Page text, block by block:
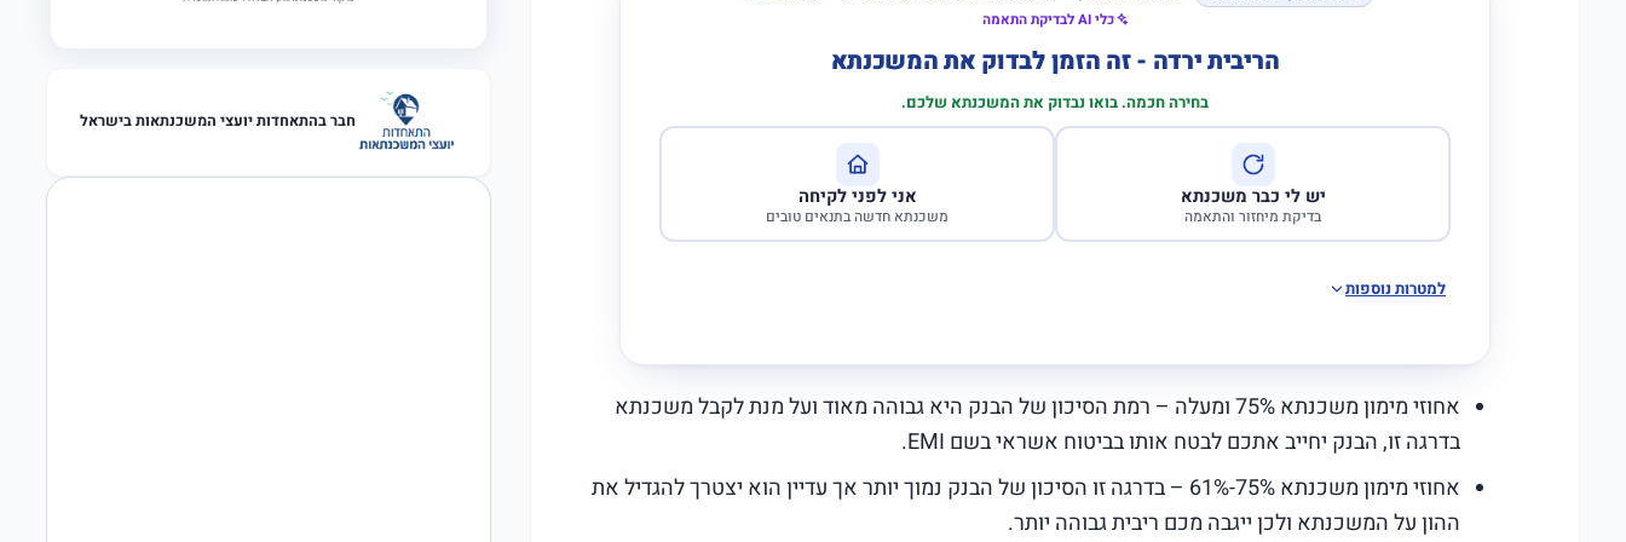
כלי AI לבדיקת התאמה
הריבית ירדה - זה הזמן לבדוק את המשכנתא
בחירה חכמה. בואו נבדוק את המשכנתא שלכם.
יש לי כבר משכנתא
בדיקת מיחזור והתאמה
אני לפני לקיחה
משכנתא חדשה בתנאים טובים
למטרות נוספות
אחוזי מימון משכנתא 75% ומעלה – רמת הסיכון של הבנק היא גבוהה מאוד ועל מנת לקבל משכנתא
בדרגה זו, הבנק יחייב אתכם לבטח אותו בביטוח אשראי בשם EMI.
אחוזי מימון משכנתא 75%-61% – בדרגה זו הסיכון של הבנק נמוך יותר אך עדיין הוא יצטרך להגדיל את
ההון על המשכנתא ולכן ייגבה מכם ריבית גבוהה יותר.
חבר בהתאחדות יועצי המשכנתאות בישראל